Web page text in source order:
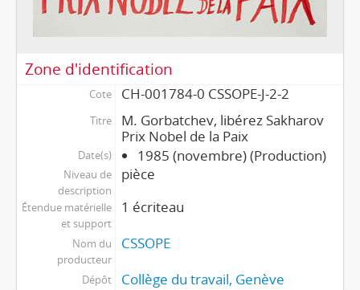
Zone d'identification
Cote CH-001784-0 CSSOPE-J-2-2
Titre
M. Gorbatchev, libérez Sakharov
Prix Nobel de la Paix
Date(s) 1985 (novembre) (Production)
Niveau de
description
pièce
Étendue matérielle
et support
1 écriteau
Nom du
producteur
CSSOPE
Dépôt Collège du travail, Genève